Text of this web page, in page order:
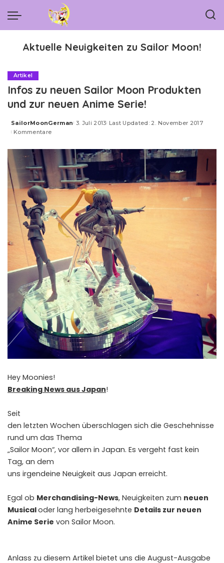
Aktuelle Neuigkeiten zu Sailor Moon!
Artikel
Infos zu neuen Sailor Moon Produkten
und zur neuen Anime Serie!
Posted
by
SailorMoonGerman 3. Juli 2013 Last Updated: 2. November 2017
Kommentare
Hey Moonies!
Breaking News aus Japan!
Seit
den letzten Wochen überschlagen sich die Geschehnisse
rund um das Thema
„Sailor Moon“, vor allem in Japan. Es vergeht fast kein
Tag, an dem
uns irgendeine Neuigkeit aus Japan erreicht.
Egal ob Merchandising-News, Neuigkeiten zum neuen
Musicaloder lang herbeigesehnte Details zur neuen
Anime Serie von Sailor Moon.
Anlass zu diesem Artikel bietet uns die August-Ausgabe